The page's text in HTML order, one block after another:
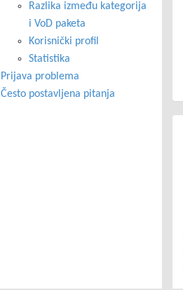
Razlika između kategorija
i VoD paketa
Korisnički profil
Statistika
Prijava problema
Često postavljena pitanja